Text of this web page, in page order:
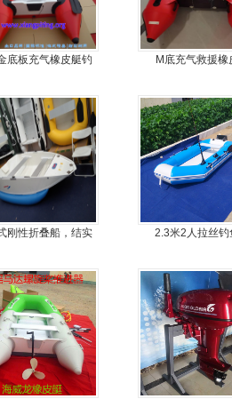
底板充气橡皮艇钓
M底充气救援橡
刚性折叠船，结实
2.3米2人拉丝钓